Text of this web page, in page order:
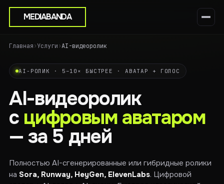
MEDIABANDA
Главная›Услуги›AI-видеоролик
AI-РОЛИК · 5–10× БЫСТРЕЕ · АВАТАР + ГОЛОС
AI-видеоролик
с цифровым аватаром
— за 5 дней
Полностью AI-сгенерированные или гибридные ролики
на Sora, Runway, HeyGen, ElevenLabs. Цифровой